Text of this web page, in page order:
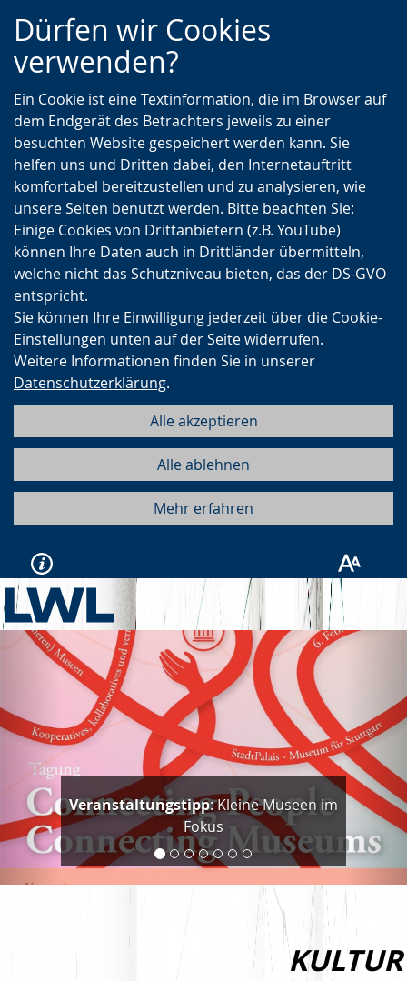
Zur
Hauptnavigation
Zur
Seitennavigation
Zum
Inhalt
Dürfen wir Cookies
verwenden?
Ein Cookie ist eine Textinformation, die im Browser auf
dem Endgerät des Betrachters jeweils zu einer
besuchten Website gespeichert werden kann. Sie
helfen uns und Dritten dabei, den Internetauftritt
komfortabel bereitzustellen und zu analysieren, wie
unsere Seiten benutzt werden. Bitte beachten Sie:
Einige Cookies von Drittanbietern (z.B. YouTube)
können Ihre Daten auch in Drittländer übermitteln,
welche nicht das Schutzniveau bieten, das der DS-GVO
entspricht.
Sie können Ihre Einwilligung jederzeit über die Cookie-
Einstellungen unten auf der Seite widerrufen.
Weitere Informationen finden Sie in unserer
Datenschutzerklärung.
Alle akzeptieren
Alle ablehnen
Mehr erfahren
Veranstaltungstipp: Kleine Museen im
Fokus
Vorherige
KULTUR